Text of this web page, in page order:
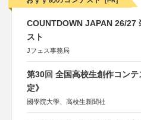
COUNTDOWN JAPAN 26/27
スト
Jフェス事務局
第30回 全国高校生創作コンテ
定》
國學院大學、高校生新聞社